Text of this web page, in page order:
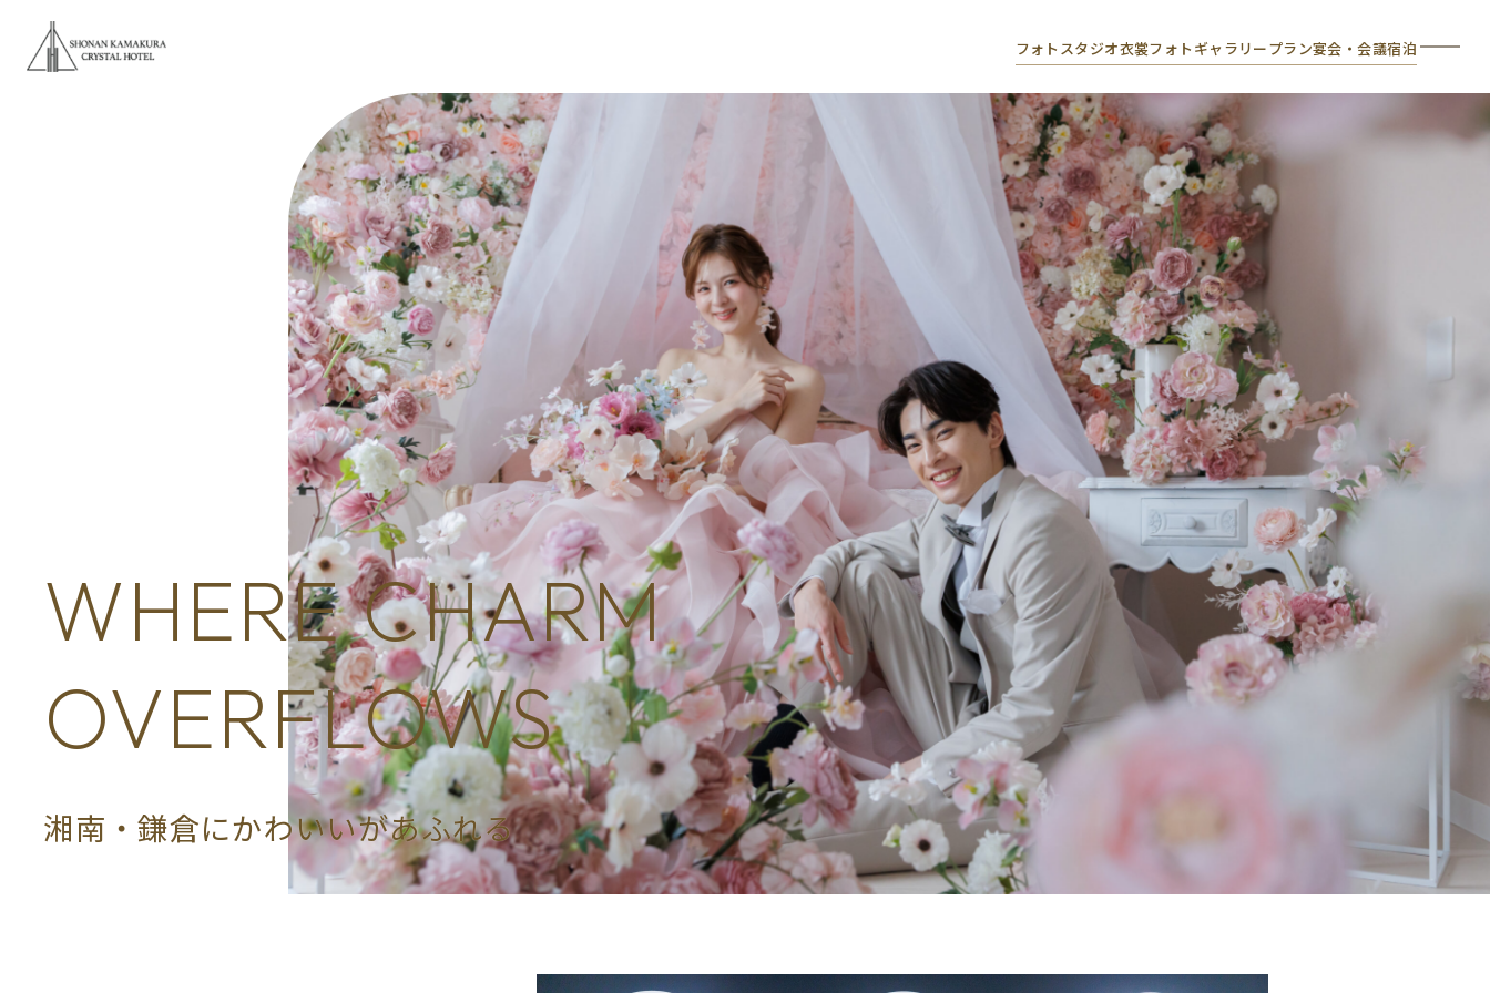
フォトスタジオ衣裳フォトギャラリープラン宴会・会議宿泊
Photo Studio
Sona
korea
Chapel &
Classic
antique & elegant
Location &
Garden
place & natural
プラン
カメラマン
Photographer
フォトギャラリー
Photo Gallery
フォトレポート
Photo Report
フォトウェディングお問い合わせ
Photo Wedding Inquiry
Dining & Stay Photo Wedding
レストランメニュー
Restaurant Menu
資料請求
Request Brochure
お知らせ
News
よくあるご質問
FAQ
ウェディング
Wedding
ウェディングお問い合わせ
Wedding Inquiry
宴会・会議
Banquets & Meetings
宴会・会議のお問い合わせ
Banquets, Meetings & Accommodation
Inquiry
宿泊
Accommodation
宿泊のお問い合わせ
Banquets, Meetings & Accommodation
Inquiry
アクセス
Access
プライバシーポリシー
運営会社
WHERECHARM
OVERFLOWS
湘南・鎌倉にかわいいがあふれる